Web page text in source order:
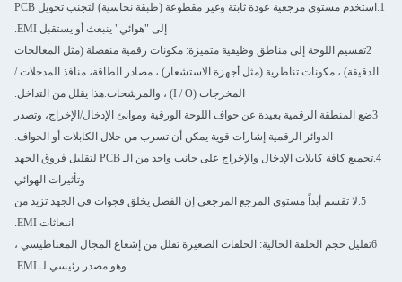
1.استخدم مستوى مرجعية عودة ثابتة وغير مقطوعة (طبقة نحاسية) لتجنب تحويل PCB
إلى "هوائي" ينبعث أو يستقبل EMI.
2تقسيم اللوحة إلى مناطق وظيفية متميزة: مكونات رقمية منفصلة (مثل المعالجات
الدقيقة) ، مكونات تناظرية (مثل أجهزة الاستشعار) ، مصادر الطاقة، منافذ المدخلات /
المخرجات (I / O) ، والمرشحات.هذا يقلل من التداخل.
3ضع المنطقة الرقمية بعيدة عن حواف اللوحة الورقية وموانئ الإدخال/الإخراج، وتصدر
الدوائر الرقمية إشارات قوية يمكن أن تسرب من خلال الكابلات أو الحواف.
4.تجميع كافة كابلات الإدخال والإخراج على جانب واحد من الـ PCB لتقليل فروق الجهد
وتأثيرات الهوائي
5.لا تقسم أبداً مستوى المرجع المرجعي ‬إن الفصل يخلق فجوات في الجهد تزيد من
انبعاثات EMI.
6تقليل حجم الحلقة الحالية: الحلقات الصغيرة تقلل من إشعاع المجال المغناطيسي ،
وهو مصدر رئيسي لـ EMI.